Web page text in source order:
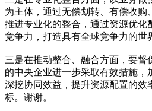
为主体，通过无偿划转、有偿收购
推进专业化的整合，通过资源优化
竞争力，打造具有全球竞争力的世
三是在推动整合、融合方面，要督
的中央企业进一步采取有效措施，
深挖协同效益，提升资源配置的效
标。谢谢。